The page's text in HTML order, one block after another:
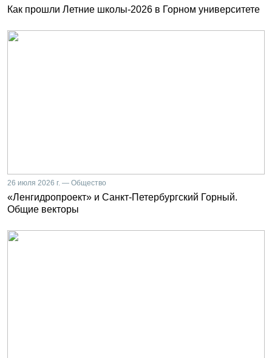
Как прошли Летние школы-2026 в Горном университете
26 июля 2026 г. — Общество
«Ленгидропроект» и Санкт-Петербургский Горный.
Общие векторы